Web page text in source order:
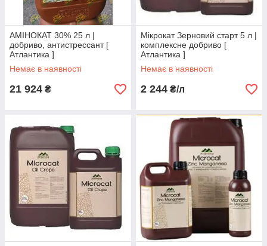
АМІНОКАТ 30% 25 л |
добриво, антистрессант [
Атлантика ]
Немає в наявності
21 924 ₴
Мікрокат Зерновий старт 5 л |
комплексне добриво [
Атлантика ]
Немає в наявності
2 244 ₴/л